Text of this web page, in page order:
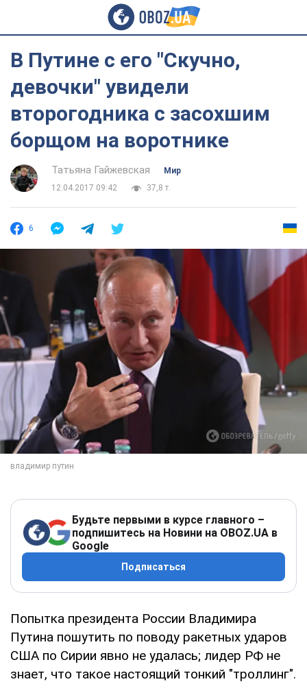
В Путине с его "Скучно,
девочки" увидели
второгодника с засохшим
борщом на воротнике
Татьяна Гайжевская
Мир
12.04.2017 09:42
37,8 т.
6
Будьте первыми в курсе главного –
подпишитесь на Новини на OBOZ.UA в
Google
Подписаться
Попытка президента России Владимира
Путина пошутить по поводу ракетных ударов
США по Сирии явно не удалась; лидер РФ не
знает, что такое настоящий тонкий "троллинг".